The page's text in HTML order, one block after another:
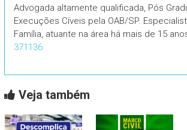
Advogada altamente qualificada, Pós
Execuções Cíveis pela OAB/SP.
Família, atuante na área há mais de 15
371136
Veja também